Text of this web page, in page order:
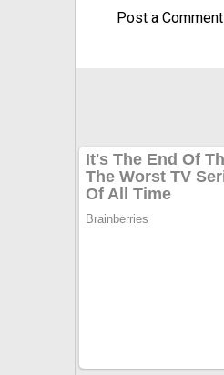
Post a Comment